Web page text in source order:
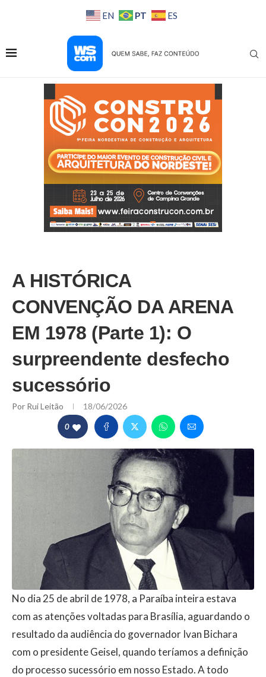
EN PT ES
A HISTÓRICA
CONVENÇÃO DA ARENA
EM 1978 (Parte 1): O
surpreendente desfecho
sucessório
Por Rui Leitão 18/06/2026
0
No dia 25 de abril de 1978, a Paraíba inteira estava
com as atenções voltadas para Brasília, aguardando o
resultado da audiência do governador Ivan Bichara
com o presidente Geisel, quando teríamos a definição
do processo sucessório em nosso Estado. A todo